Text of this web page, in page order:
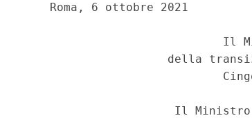
    Roma, 6 ottobre 2021
Il
della
Il